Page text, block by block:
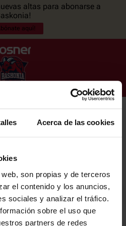
Acerca de las cookies
son propias y de terceros
el contenido y los anuncios,
sociales y analizar el tráfico.
sobre el uso que
partners de redes
altas para abonarse a
aquí!
del club.
privacidaddel SASKI BASKONIA